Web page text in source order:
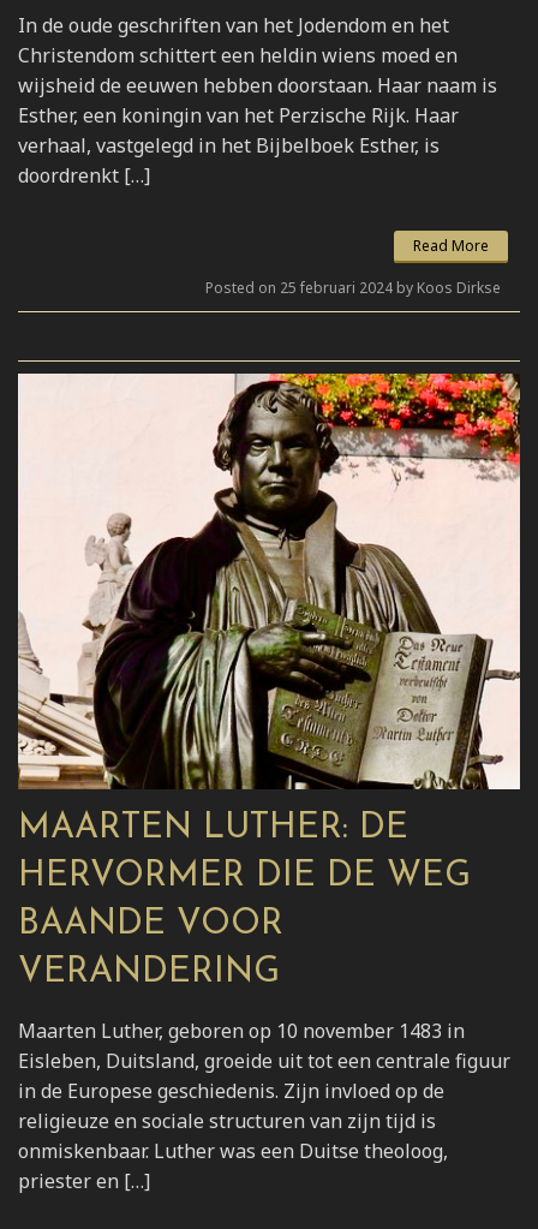
In de oude geschriften van het Jodendom en het
Christendom schittert een heldin wiens moed en
wijsheid de eeuwen hebben doorstaan. Haar naam is
Esther, een koningin van het Perzische Rijk. Haar
verhaal, vastgelegd in het Bijbelboek Esther, is
doordrenkt […]
Read More
Posted on 25 februari 2024 by Koos Dirkse
MAARTEN LUTHER: DE
HERVORMER DIE DE WEG
BAANDE VOOR
VERANDERING
Maarten Luther, geboren op 10 november 1483 in
Eisleben, Duitsland, groeide uit tot een centrale figuur
in de Europese geschiedenis. Zijn invloed op de
religieuze en sociale structuren van zijn tijd is
onmiskenbaar. Luther was een Duitse theoloog,
priester en […]